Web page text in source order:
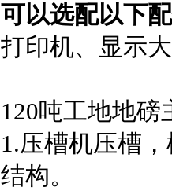
可以选配以下
打印机、显示
120吨工地地
1.压槽机压槽
结构。